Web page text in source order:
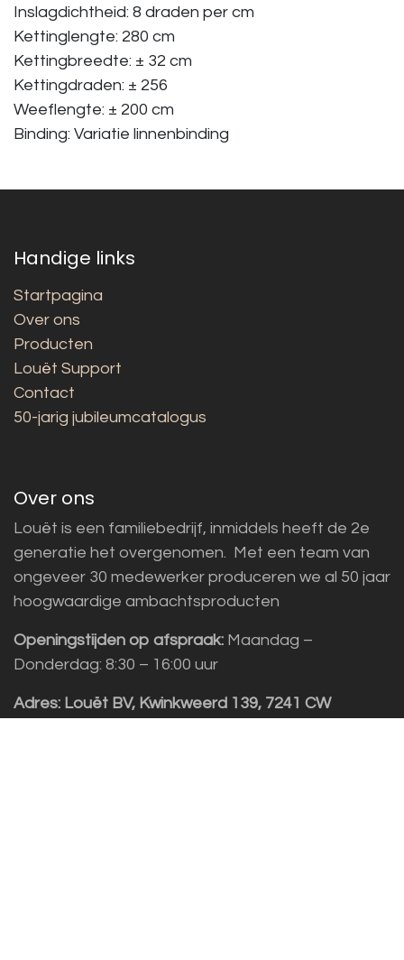
Inslagdichtheid: 8 draden per cm
Kettinglengte: 280 cm
Kettingbreedte: ± 32 cm
Kettingdraden: ± 256
Weeflengte: ± 200 cm
Binding: Variatie linnenbinding
Handige links
Startpagina
Over ons
Producten
Louët Support
Contact
50-jarig jubileumcatalogus
Over ons
Louët is een familiebedrijf, inmiddels heeft de 2e
generatie het overgenomen. Met een team van
ongeveer 30 medewerker produceren we al 50 jaar
hoogwaardige ambachtsproducten
Openingstijden op afspraak: Maandag –
Donderdag: 8:30 – 16:00 uur
Adres: Louët BV, Kwinkweerd 139, 7241 CW